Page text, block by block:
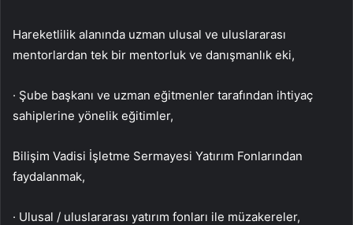
Hareketlilik alanında uzman ulusal ve uluslararası
mentorlardan tek bir mentorluk ve danışmanlık eki,
· Şube başkanı ve uzman eğitmenler tarafından ihtiyaç
sahiplerine yönelik eğitimler,
Bilişim Vadisi İşletme Sermayesi Yatırım Fonlarından
faydalanmak,
· Ulusal / uluslararası yatırım fonları ile müzakereler,